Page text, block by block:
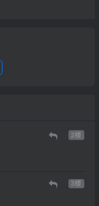
2楼
3楼